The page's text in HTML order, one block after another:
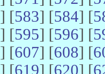
] [583] [584] [
] [595] [596] [
] [607] [608] [
] [619] [620] [